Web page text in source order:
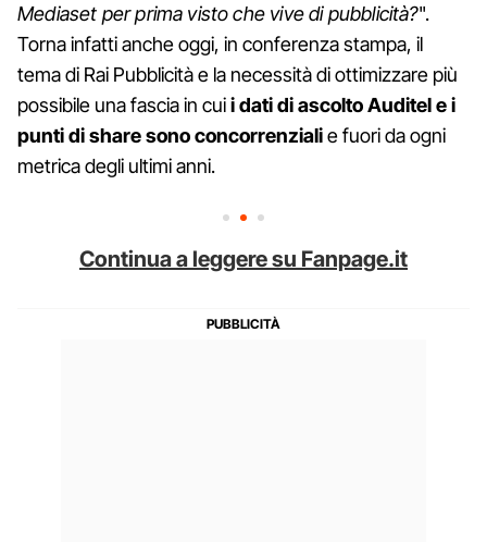
Mediaset per prima visto che vive di pubblicità?".
Torna infatti anche oggi, in conferenza stampa, il
tema di Rai Pubblicità e la necessità di ottimizzare più
possibile una fascia in cuii dati di ascolto Auditel e i
punti di share sono concorrenzialie fuori da ogni
metrica degli ultimi anni.
Continua a leggere su Fanpage.it